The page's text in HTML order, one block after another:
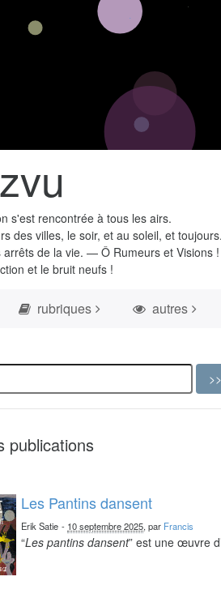
s'est rencontrée à tous les airs.
des villes, le soir, et au soleil, et toujours.
arrêts de la vie. — Ô Rumeurs et Visions !
et le bruit neufs !
rubriques autres
publications
Les Pantins dansent
Erik Satie - 10 septembre 2025, par Francis
“Les pantins dansent” est une œuvre